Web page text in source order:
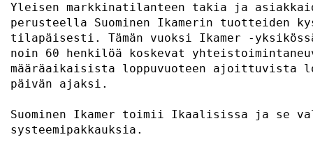
Yleisen markkinatilanteen takia ja
perusteella Suominen Ikamerin tuotteiden
tilapäisesti. Tämän vuoksi Ikamer -
noin 60 henkilöä koskevat
määräaikaisista loppuvuoteen ajoittuvista
päivän ajaksi.
Suominen Ikamer toimii Ikaalisissa ja se
systeemipakkauksia.